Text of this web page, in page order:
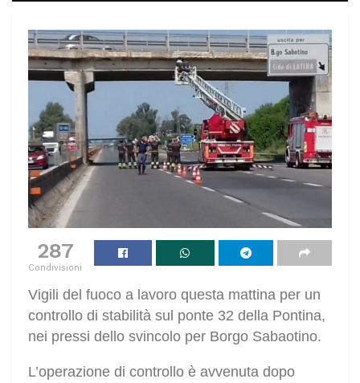
287
Condivisioni
Vigili del fuoco a lavoro questa mattina per un
controllo di stabilità sul ponte 32 della Pontina,
nei pressi dello svincolo per Borgo Sabaotino.
L’operazione di controllo è avvenuta dopo